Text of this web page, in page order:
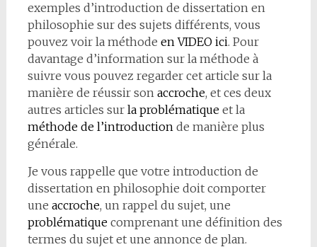
exemples d’introduction de dissertation en
philosophie sur des sujets différents, vous
pouvez voir la méthode en VIDEO ici. Pour
davantage d’information sur la méthode à
suivre vous pouvez regarder cet article sur la
manière de réussir son accroche, et ces deux
autres articles sur la problématiqueet la
méthode de l’introductionde manière plus
générale.
Je vous rappelle que votre introduction de
dissertation en philosophie doit comporter
une accroche, un rappel du sujet, une
problématiquecomprenant une définition des
termes du sujet et une annonce de plan.